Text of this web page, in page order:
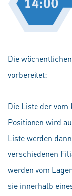
Die
vorbereitet:
Die Liste der vom
Positionen wird
Liste werden
verschiedenen
werden vom
sie innerhalb